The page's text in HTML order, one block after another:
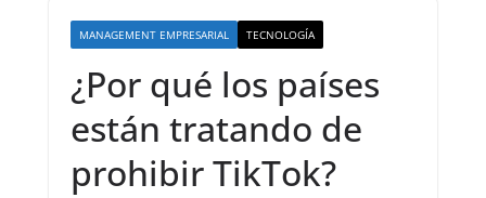
MANAGEMENT EMPRESARIAL TECNOLOGÍA
¿Por qué los países
están tratando de
prohibir TikTok?